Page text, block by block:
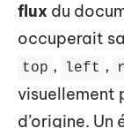
flux du
occuperait
top , left ,
visuellement
d’origine. Un